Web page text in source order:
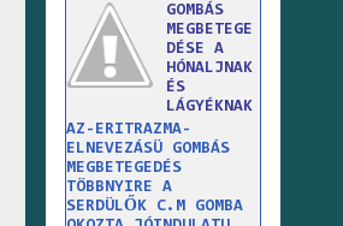
GOMBÁS
MEGBETEGE
DÉSE A
HÓNALJNAK
ÉS
LÁGYÉKNAK
AZ-ERITRAZMA-
ELNEVEZÁSÜ GOMBÁS
MEGBETEGEDÉS
TÖBBNYIRE A
SERDÜLŐK C.M GOMBA